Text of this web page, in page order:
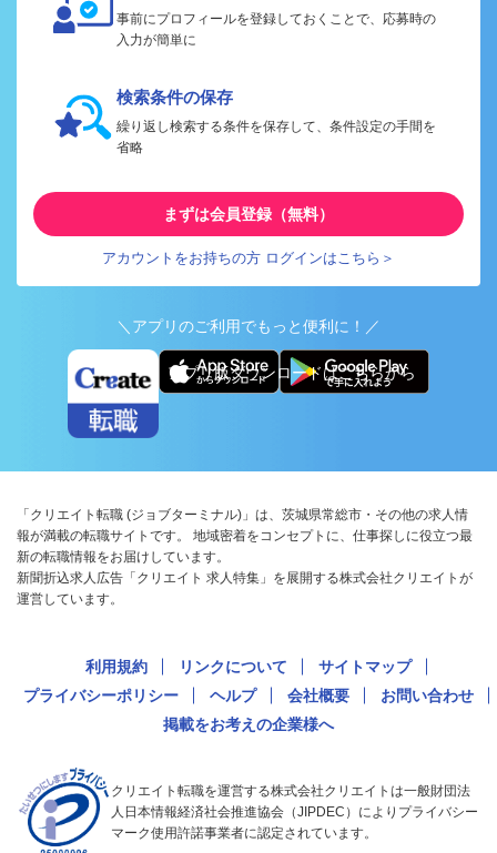
事前にプロフィールを登録しておくことで、応募時の
入力が簡単に
検索条件の保存
繰り返し検索する条件を保存して、条件設定の手間を
省略
まずは会員登録（無料）
アカウントをお持ちの方 ログインはこちら＞
＼アプリのご利用でもっと便利に！／
アプリ版ダウンロードはこちらから
「クリエイト転職 (ジョブターミナル)」は、茨城県常総市・その他の求人情
報が満載の転職サイトです。 地域密着をコンセプトに、仕事探しに役立つ最
新の転職情報をお届けしています。
新聞折込求人広告「クリエイト 求人特集」を展開する株式会社クリエイトが
運営しています。
利用規約 リンクについて
サイトマップ
プライバシーポリシー
ヘルプ 会社概要
お問い合わせ
掲載をお考えの企業様へ
クリエイト転職を運営する株式会社クリエイトは一般財団法
人日本情報経済社会推進協会（JIPDEC）によりプライバシー
マーク使用許諾事業者に認定されています。